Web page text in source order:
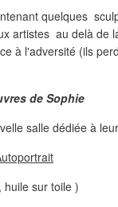
quelques
artistes au delà de
à l'adversité (ils
de Sophie
salle dédiée à
huile sur toile )